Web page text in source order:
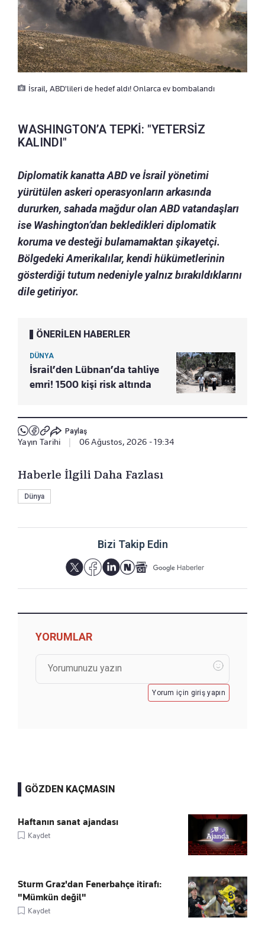
İsrail, ABD'lileri de hedef aldı! Onlarca ev bombalandı
WASHINGTON’A TEPKİ: "YETERSİZ
KALINDI"
Diplomatik kanatta ABD ve İsrail yönetimi
yürütülen askeri operasyonların arkasında
dururken, sahada mağdur olan ABD vatandaşları
ise Washington’dan bekledikleri diplomatik
koruma ve desteği bulamamaktan şikayetçi.
Bölgedeki Amerikalılar, kendi hükümetlerinin
gösterdiği tutum nedeniyle yalnız bırakıldıklarını
dile getiriyor.
ÖNERİLEN HABERLER
DÜNYA
İsrail’den Lübnan’da tahliye
emri! 1500 kişi risk altında
Paylaş
Yayın Tarihi 06 Ağustos, 2026 - 19:34
Haberle İlgili Daha Fazlası
Dünya
Bizi Takip Edin
YORUMLAR
Yorum için giriş yapın
GÖZDEN KAÇMASIN
Haftanın sanat ajandası
Kaydet
Sturm Graz'dan Fenerbahçe itirafı:
"Mümkün değil"
Kaydet